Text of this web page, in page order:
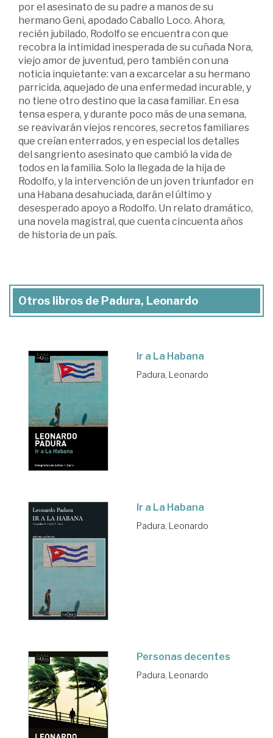
por el asesinato de su padre a manos de su
hermano Geni, apodado Caballo Loco. Ahora,
recién jubilado, Rodolfo se encuentra con que
recobra la intimidad inesperada de su cuñada Nora,
viejo amor de juventud, pero también con una
noticia inquietante: van a excarcelar a su hermano
parricida, aquejado de una enfermedad incurable, y
no tiene otro destino que la casa familiar. En esa
tensa espera, y durante poco más de una semana,
se reavivarán viejos rencores, secretos familiares
que creían enterrados, y en especial los detalles
del sangriento asesinato que cambió la vida de
todos en la familia. Solo la llegada de la hija de
Rodolfo, y la intervención de un joven triunfador en
una Habana desahuciada, darán el último y
desesperado apoyo a Rodolfo. Un relato dramático,
una novela magistral, que cuenta cincuenta años
de historia de un país.
Otros libros de Padura, Leonardo
Ir a La Habana
Padura, Leonardo
Ir a La Habana
Padura, Leonardo
Personas decentes
Padura, Leonardo